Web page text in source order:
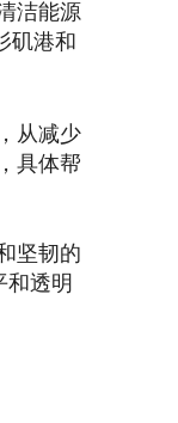
洁能源
矶港和
从减少
具体帮
坚韧的
和透明